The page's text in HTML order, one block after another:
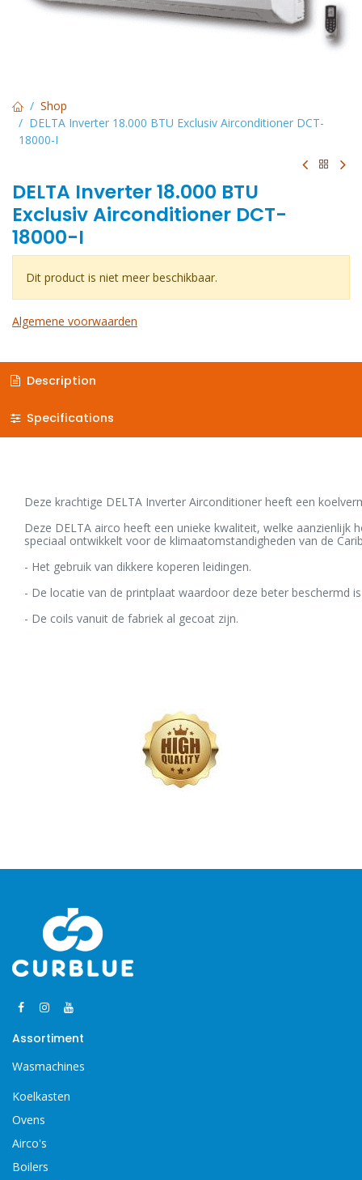
Shop
DELTA Inverter 18.000 BTU Exclusiv Airconditioner DCT-
18000-I
DELTA Inverter 18.000 BTU
Exclusiv Airconditioner DCT-
18000-I
Dit product is niet meer beschikbaar.
Algemene voorwaarden
Description
Specifications
Deze krachtige DELTA Inverter Airconditioner heeft een
Deze DELTA airco heeft een unieke kwaliteit, welke aanzienlijk
speciaal ontwikkelt voor de klimaatomstandigheden van de
- Het gebruik van dikkere koperen leidingen.
- De locatie van de printplaat waardoor deze beter
- De coils vanuit de fabriek al gecoat zijn.
Assortiment
Wasmachines
Koelkasten
Ovens
Airco's
Boilers